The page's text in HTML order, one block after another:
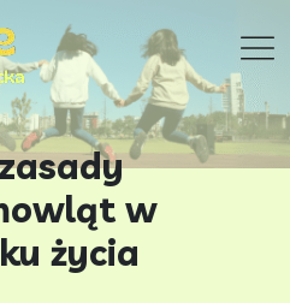
w
życia